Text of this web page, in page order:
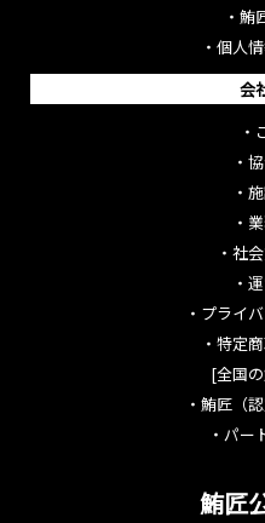
・ 鮪
・ 個人
会
・
・
・
・
・ 社
・
・ プライ
・ 特定
[全国
・ 鮪匠（
・ パー
鮪匠